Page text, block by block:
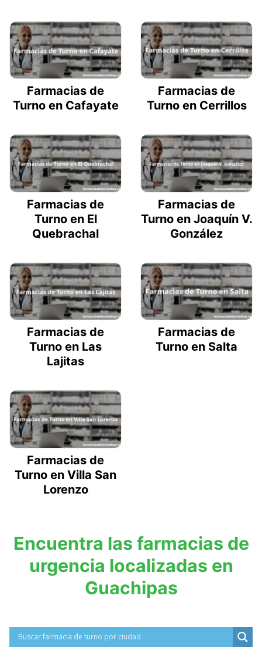
Farmacias de
Turno en Cafayate
Farmacias de
Turno en Cerrillos
Farmacias de
Turno en El
Quebrachal
Farmacias de
Turno en Joaquín V.
González
Farmacias de
Turno en Las
Lajitas
Farmacias de
Turno en Salta
Farmacias de
Turno en Villa San
Lorenzo
Encuentra las farmacias de
urgencia localizadas en
Guachipas